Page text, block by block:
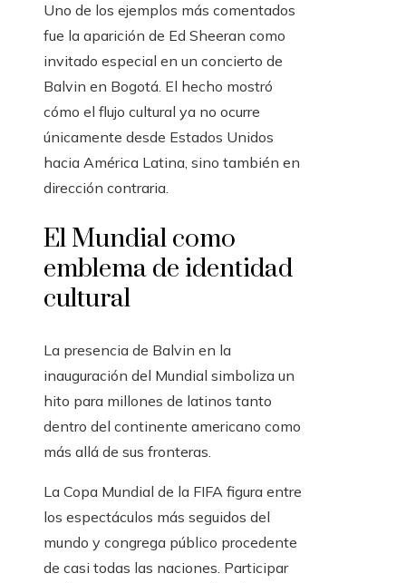
Uno de los ejemplos más comentados
fue la aparición de Ed Sheeran como
invitado especial en un concierto de
Balvin en Bogotá. El hecho mostró
cómo el flujo cultural ya no ocurre
únicamente desde Estados Unidos
hacia América Latina, sino también en
dirección contraria.
El Mundial como
emblema de identidad
cultural
La presencia de Balvin en la
inauguración del Mundial simboliza un
hito para millones de latinos tanto
dentro del continente americano como
más allá de sus fronteras.
La Copa Mundial de la FIFA figura entre
los espectáculos más seguidos del
mundo y congrega público procedente
de casi todas las naciones. Participar